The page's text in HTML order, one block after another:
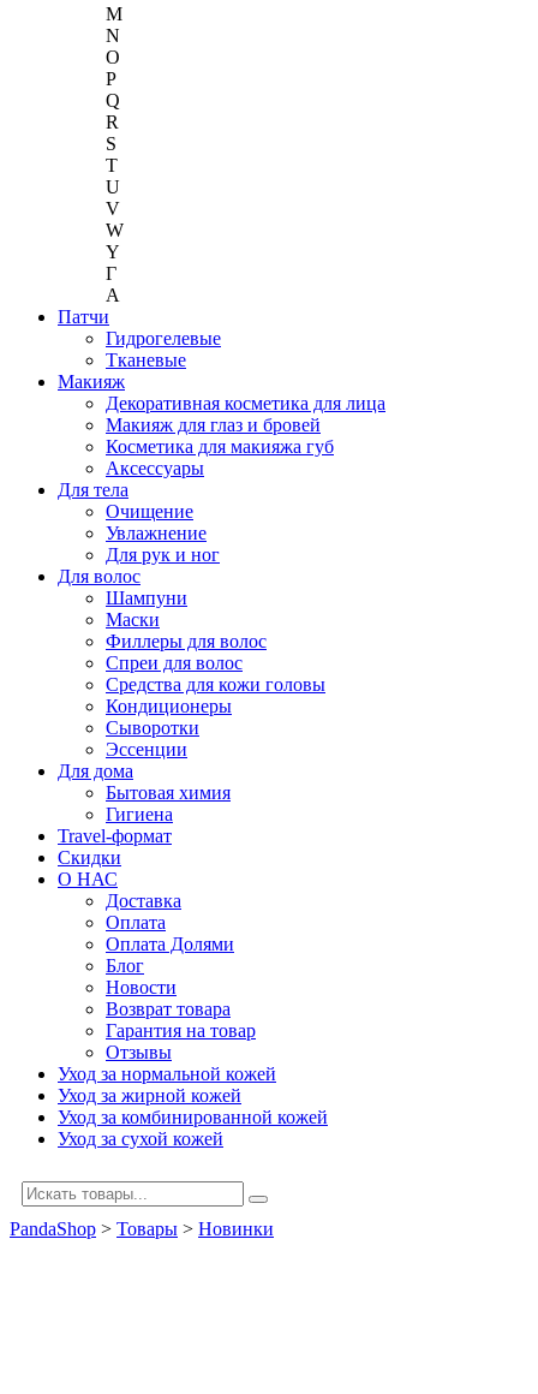
M
N
O
P
Q
R
S
T
U
V
W
Y
Г
A
Патчи
Гидрогелевые
Тканевые
Макияж
Декоративная косметика для лица
Макияж для глаз и бровей
Косметика для макияжа губ
Аксессуары
Для тела
Очищение
Увлажнение
Для рук и ног
Для волос
Шампуни
Маски
Филлеры для волос
Спреи для волос
Средства для кожи головы
Кондиционеры
Сыворотки
Эссенции
Для дома
Бытовая химия
Гигиена
Travel-формат
Скидки
О НАС
Доставка
Оплата
Оплата Долями
Блог
Новости
Возврат товара
Гарантия на товар
Отзывы
Уход за нормальной кожей
Уход за жирной кожей
Уход за комбинированной кожей
Уход за сухой кожей
PandaShop > Товары > Новинки